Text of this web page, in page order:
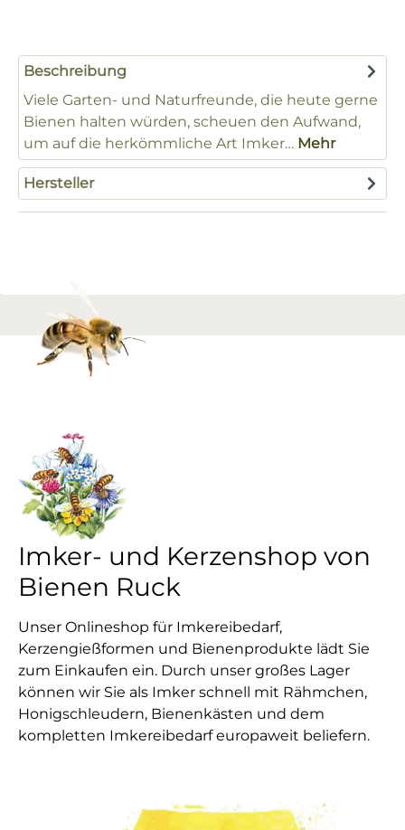
Beschreibung
Viele Garten- und Naturfreunde, die heute gerne
Bienen halten würden, scheuen den Aufwand,
um auf die herkömmliche Art Imker… Mehr
Hersteller
Imker- und Kerzenshop von
Bienen Ruck
Unser Onlineshop für Imkereibedarf,
Kerzengießformen und Bienenprodukte lädt Sie
zum Einkaufen ein. Durch unser großes Lager
können wir Sie als Imker schnell mit Rähmchen,
Honigschleudern, Bienenkästen und dem
kompletten Imkereibedarf europaweit beliefern.